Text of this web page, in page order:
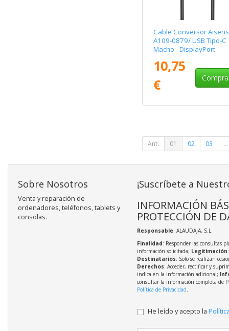
Cable Conversor Aisens
A109-0879/ USB Tipo-C
Macho - DisplayPort
10,75
€
Ant. 01 02 03 ...
Sobre Nosotros
Venta y reparación de
ordenadores, teléfonos, tablets y
consolas.
¡Suscríbete a
INFORMACIÓN
PROTECCIÓN DE
Responsable: ALAUDAJA, S.L.
Finalidad: Responder las consultas
información solicitada; Legitimación
Destinatarios: Solo se realizan
Derechos: Acceder, rectificar y
indica en la información adicional;
consultar la información completa de
Política de Privacidad.
He leído y acepto la